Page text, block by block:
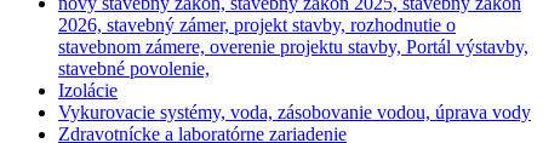
2026, stavebný zámer, projekt stavby, rozhodnutie o
stavebnom zámere, overenie projektu stavby, Portál výstavby,
stavebné povolenie,
Izolácie
Vykurovacie systémy, voda, zásobovanie vodou, úprava vody
Zdravotnícke a laboratórne zariadenie